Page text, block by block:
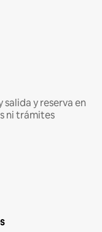
salida y reserva en
ni trámites